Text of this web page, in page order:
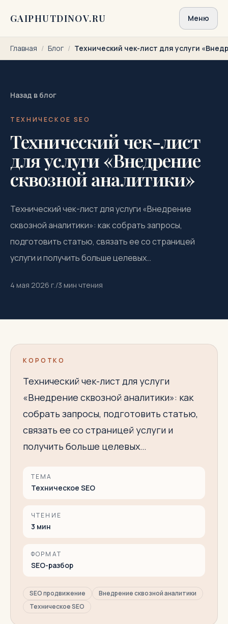
GAIPHUTDINOV.RU Меню
Главная / Блог / Технический чек-лист для услуги
Назад в блог
ТЕХНИЧЕСКОЕ SEO
Технический чек-лист
для услуги «Внедрение
сквозной аналитики»
Технический чек-лист для услуги «Внедрение
сквозной аналитики»: как собрать запросы,
подготовить статью, связать ее со страницей
услуги и получить больше целевых…
4 мая 2026 г./3 мин чтения
КОРОТКО
Технический чек-лист для услуги
«Внедрение сквозной аналитики»: как
собрать запросы, подготовить статью,
связать ее со страницей услуги и
получить больше целевых…
ТЕМА
Техническое SEO
ЧТЕНИЕ
3 мин
ФОРМАТ
SEO-разбор
SEO продвижение
Внедрение сквозной аналитики
Техническое SEO